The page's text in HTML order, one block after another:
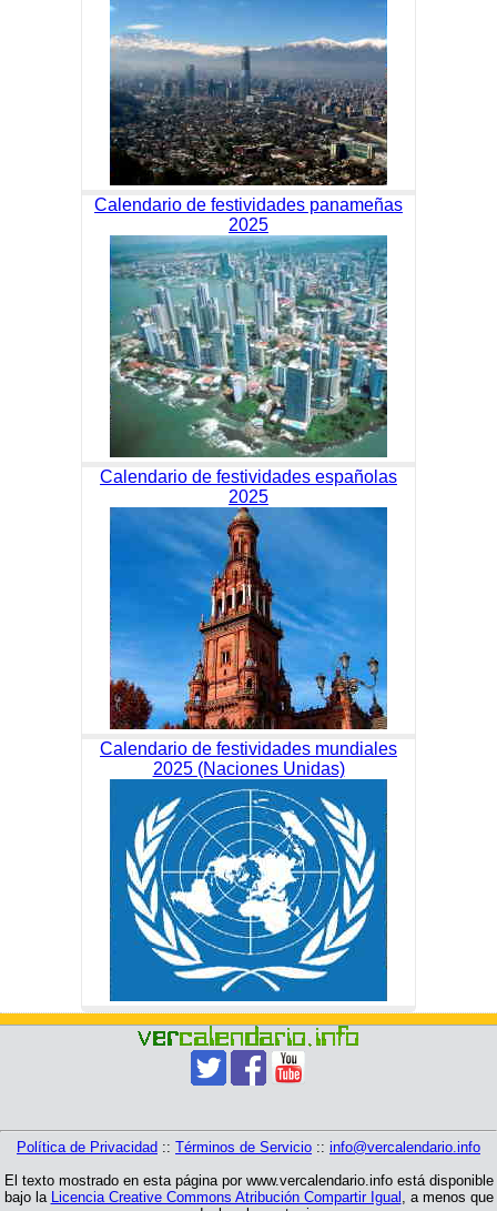
Calendario de festividades panameñas
2025
Calendario de festividades españolas
2025
Calendario de festividades mundiales
2025 (Naciones Unidas)
Política de Privacidad :: Términos de Servicio :: info@vercalendario.info
El texto mostrado en esta página por www.vercalendario.info está disponible
bajo la Licencia Creative Commons Atribución Compartir Igual , a menos que